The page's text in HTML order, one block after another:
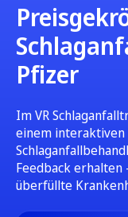
Pfizer
Im VR
einem
Feedback erhalten
überfüllte